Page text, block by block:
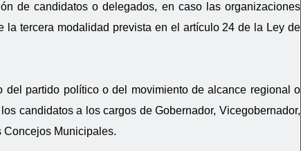
de candidatos o delegados, en caso las organizaciones
la tercera modalidad prevista en el artículo 24 de la Ley de
del partido político o del movimiento de alcance regional o
candidatos a los cargos de Gobernador, Vicegobernador,
Municipales.